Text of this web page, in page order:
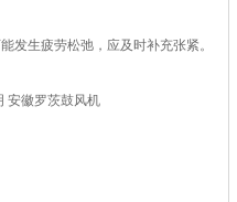
生疲劳松弛，应及时补充张紧。
安徽罗茨鼓风机